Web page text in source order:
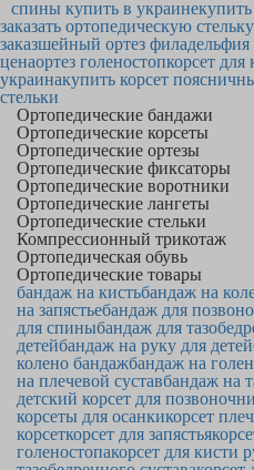
спины купить в украине
заказать ортопедическую
заказшейный ортез филадельфия
ценаортез голеностопкорсет
украинакупить корсет
стельки
Ортопедические бандажи
Ортопедические корсеты
Ортопедические ортезы
Ортопедические фиксаторы
Ортопедические воротники
Ортопедические лангеты
Ортопедические стельки
Компрессионный трикотаж
Ортопедическая обувь
Ортопедические товары
бандаж на кистьбандаж на
на запястьебандаж для
для спиныбандаж для
детейбандаж на руку для детей
колено бандажбандаж на
на плечевой суставбандаж на
детский корсет для
корсеты для осанкикорсет
корсеткорсет для запястья
голеностопакорсет для кисти